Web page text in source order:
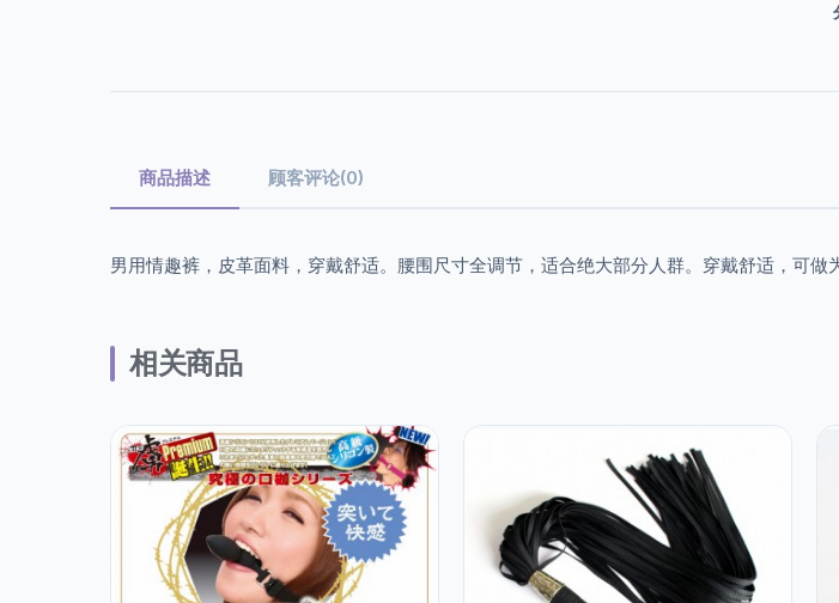
商品描述 顾客评论(0)
男用情趣裤，皮革面料，穿戴舒适。腰围尺寸全调节，适合绝大部分人群。穿戴舒适，可做
相关商品